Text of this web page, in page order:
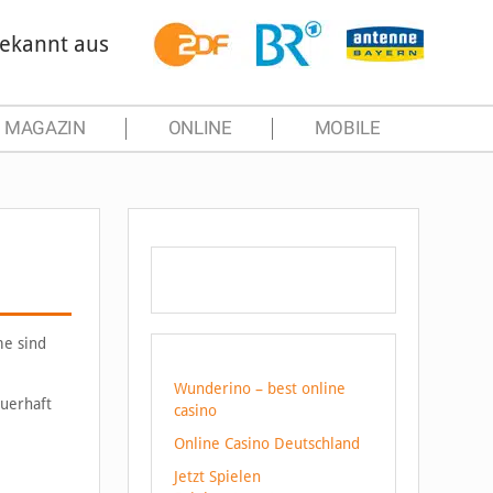
aus
MAGAZIN ONLINE MOBILE
sind
Wunderino – best online
casino
Online Casino Deutschland
Jetzt Spielen